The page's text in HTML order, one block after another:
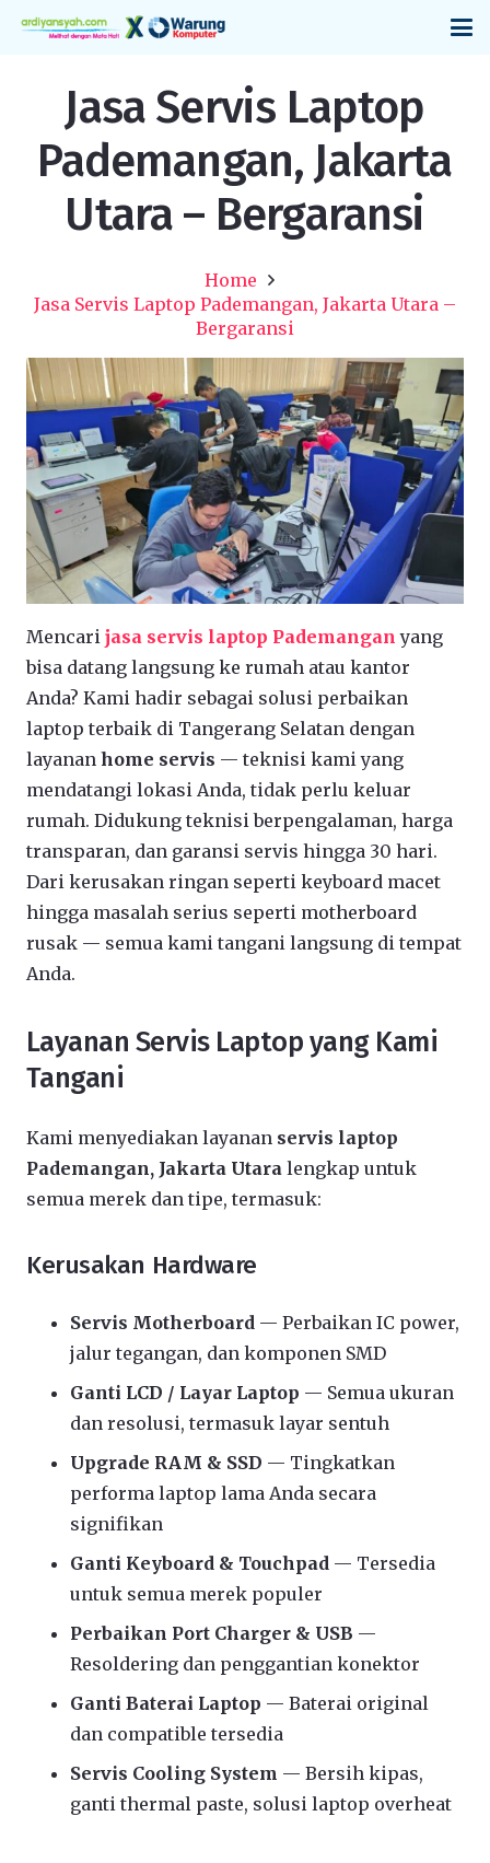
Jasa Servis Laptop
Pademangan, Jakarta
Utara – Bergaransi
Home
Jasa Servis Laptop Pademangan, Jakarta Utara –
Bergaransi
Mencari jasa servis laptop Pademanganyang
bisa datang langsung ke rumah atau kantor
Anda? Kami hadir sebagai solusi perbaikan
laptop terbaik di Tangerang Selatan dengan
layanan home servis — teknisi kami yang
mendatangi lokasi Anda, tidak perlu keluar
rumah. Didukung teknisi berpengalaman, harga
transparan, dan garansi servis hingga 30 hari.
Dari kerusakan ringan seperti keyboard macet
hingga masalah serius seperti motherboard
rusak — semua kami tangani langsung di tempat
Anda.
Layanan Servis Laptop yang Kami
Tangani
Kami menyediakan layanan servis laptop
Pademangan, Jakarta Utara lengkap untuk
semua merek dan tipe, termasuk:
Kerusakan Hardware
Servis Motherboard — Perbaikan IC power,
jalur tegangan, dan komponen SMD
Ganti LCD / Layar Laptop — Semua ukuran
dan resolusi, termasuk layar sentuh
Upgrade RAM & SSD — Tingkatkan
performa laptop lama Anda secara
signifikan
Ganti Keyboard & Touchpad — Tersedia
untuk semua merek populer
Perbaikan Port Charger & USB —
Resoldering dan penggantian konektor
Ganti Baterai Laptop — Baterai original
dan compatible tersedia
Servis Cooling System — Bersih kipas,
ganti thermal paste, solusi laptop overheat